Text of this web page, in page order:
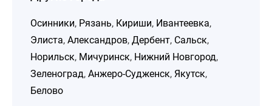
Осинники, Рязань, Кириши, Ивантеевка,
Элиста, Александров, Дербент, Сальск,
Норильск, Мичуринск, Нижний Новгород,
Зеленоград, Анжеро-Судженск, Якутск,
Белово